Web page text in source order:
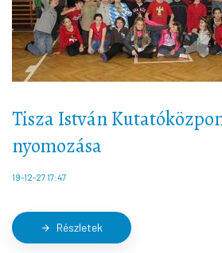
Tisza István
nyomozása
19-12-27 17:47
arrow_forward Részletek